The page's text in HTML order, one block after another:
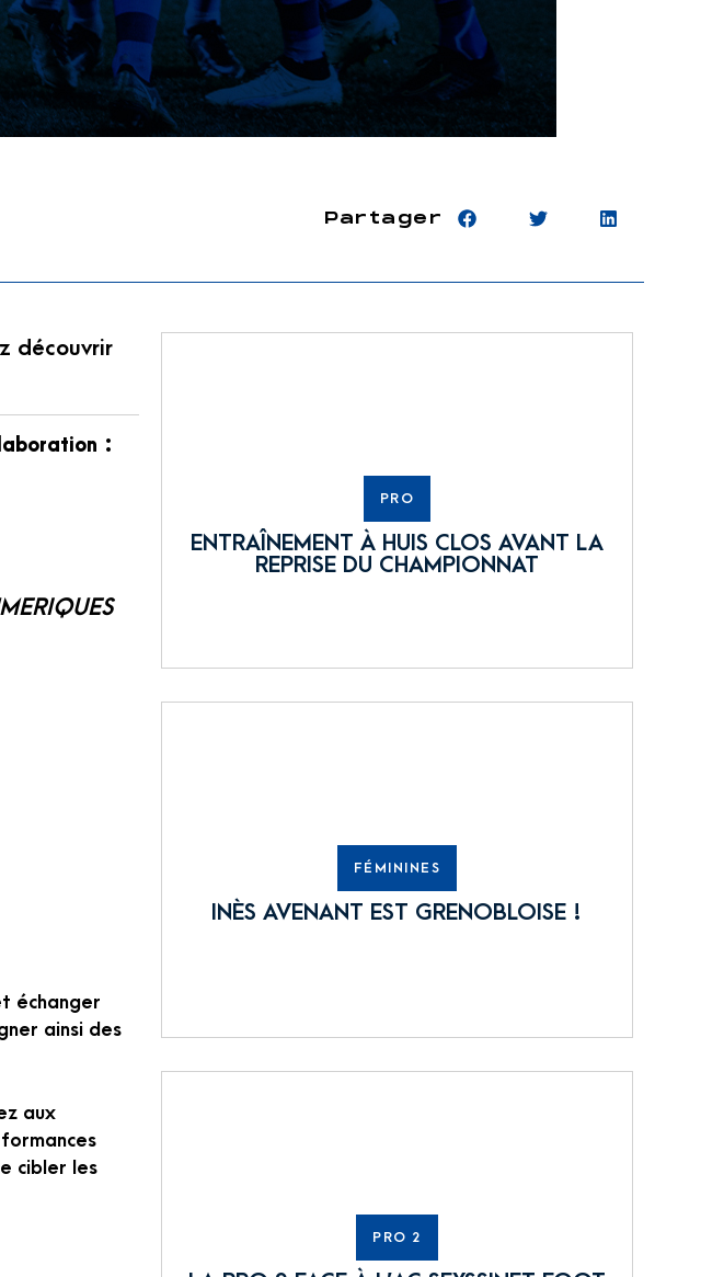
Partager
découvrir
:
échanger
ainsi des
aux
cibler les
PRO
ENTRAÎNEMENT À HUIS CLOS AVANT LA
REPRISE DU CHAMPIONNAT
FÉMININES
INÈS AVENANT EST GRENOBLOISE !
PRO 2